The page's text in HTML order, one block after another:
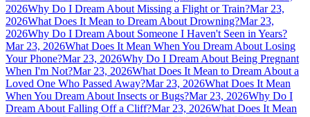
2026Why Do I Dream About Missing a Flight or Train?Mar 23,
2026What Does It Mean to Dream About Drowning?Mar 23,
2026Why Do I Dream About Someone I Haven't Seen in Years?
Mar 23, 2026What Does It Mean When You Dream About Losing
Your Phone?Mar 23, 2026Why Do I Dream About Being Pregnant
When I'm Not?Mar 23, 2026What Does It Mean to Dream About a
Loved One Who Passed Away?Mar 23, 2026What Does It Mean
When You Dream About Insects or Bugs?Mar 23, 2026Why Do I
Dream About Falling Off a Cliff?Mar 23, 2026What Does It Mean